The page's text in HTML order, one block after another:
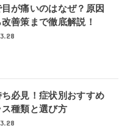
目が痛いのはなぜ？原因
善策まで徹底解説！
ち必見！症状別おすすめ
種類と選び方